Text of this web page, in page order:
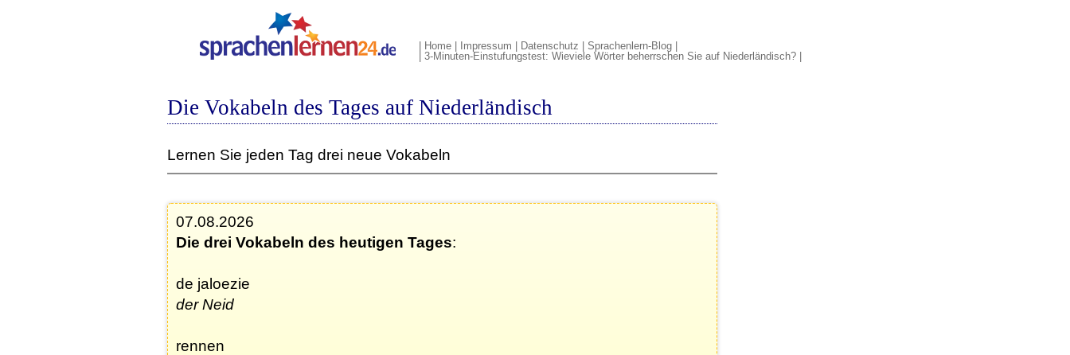
Home Impressum Datenschutz Sprachenlern-Blog
3-Minuten-Einstufungstest: Wieviele Wörter beherrschen Sie auf Niederländisch?
Die Vokabeln des Tages auf Niederländisch
Lernen Sie jeden Tag drei neue Vokabeln
07.08.2026
Die drei Vokabeln des heutigen Tages:
de jaloezie
der Neid
rennen